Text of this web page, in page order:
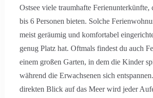
Ostsee viele traumhafte Ferienunterkünfte,
bis 6 Personen bieten. Solche
meist geräumig und komfortabel
genug Platz hat. Oftmals findest du auch
einem großen Garten, in dem die Kinder
während die Erwachsenen sich
direkten Blick auf das Meer wird jeder